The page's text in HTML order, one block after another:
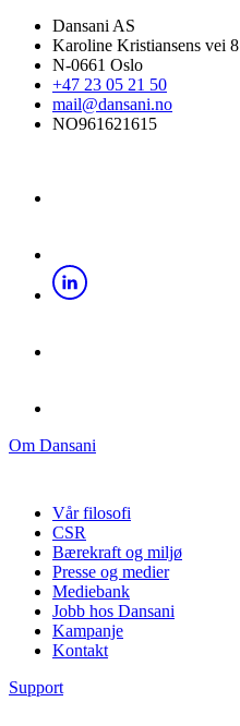
Dansani AS
Karoline Kristiansens vei 8
N-0661 Oslo
+47 23 05 21 50
mail@dansani.no
NO961621615
Om Dansani
Vår filosofi
CSR
Bærekraft og miljø
Presse og medier
Mediebank
Jobb hos Dansani
Kampanje
Kontakt
Support